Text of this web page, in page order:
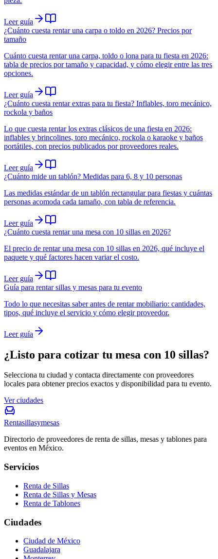
Leer guía
¿Cuánto cuesta rentar una carpa o toldo en 2026? Precios por
tamaño
Cuánto cuesta rentar una carpa, toldo o lona para tu fiesta en 2026:
tabla de precios por tamaño y capacidad, y cómo elegir entre las tres
opciones.
Leer guía
¿Cuánto cuesta rentar extras para tu fiesta? Inflables, toro mecánico,
rockola y baños
Lo que cuesta rentar los extras clásicos de una fiesta en 2026:
inflables y brincolines, toro mecánico, rockola o karaoke y baños
portátiles, con precios publicados por proveedores reales.
Leer guía
¿Cuánto mide un tablón? Medidas para 6, 8 y 10 personas
Las medidas estándar de un tablón rectangular para fiestas y cuántas
personas acomoda cada tamaño, con tabla de referencia.
Leer guía
¿Cuánto cuesta rentar una mesa con 10 sillas en 2026?
El precio de rentar una mesa con 10 sillas en 2026, qué incluye el
paquete y qué factores hacen variar el costo.
Leer guía
Guía para rentar sillas y mesas para tu evento
Todo lo que necesitas saber antes de rentar mobiliario: cantidades,
tipos, qué incluye el servicio y cómo elegir proveedor.
Leer guía
¿Listo para cotizar tu mesa con 10 sillas?
Selecciona tu ciudad y contacta directamente con proveedores
locales para obtener precios exactos y disponibilidad para tu evento.
Ver ciudades
Rentasillasymesas
Directorio de proveedores de renta de sillas, mesas y tablones para
eventos en México.
Servicios
Renta de Sillas
Renta de Sillas y Mesas
Renta de Tablones
Ciudades
Ciudad de México
Guadalajara